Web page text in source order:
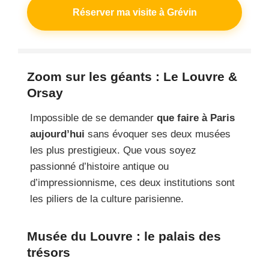
Réserver ma visite à Grévin
Zoom sur les géants : Le Louvre &
Orsay
Impossible de se demander que faire à Paris
aujourd’hui sans évoquer ses deux musées
les plus prestigieux. Que vous soyez
passionné d’histoire antique ou
d’impressionnisme, ces deux institutions sont
les piliers de la culture parisienne.
Musée du Louvre : le palais des
trésors